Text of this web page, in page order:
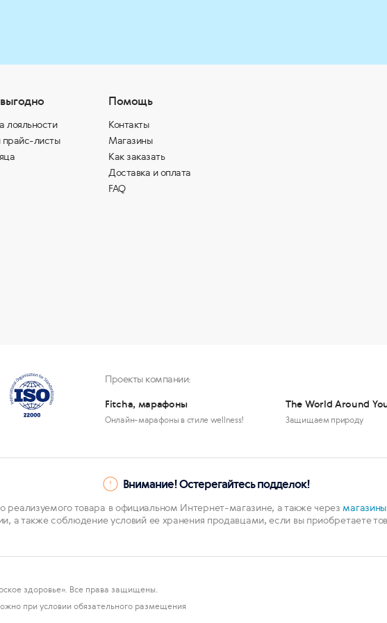
лояльности
прайс-листы
Помощь
Контакты
Магазины
Как заказать
Доставка и оплата
FAQ
Проекты компании:
Fitcha, марафоны
Онлайн-марафоны в стиле wellness!
The World Around
Защищаем природу
Внимание! Остерегайтесь подделок!
товара в официальном Интернет-магазине, а также через магазины
а также соблюдение условий ее хранения продавцами, если вы приобретаете
здоровье». Все права защищены.
при условии обязательного размещения